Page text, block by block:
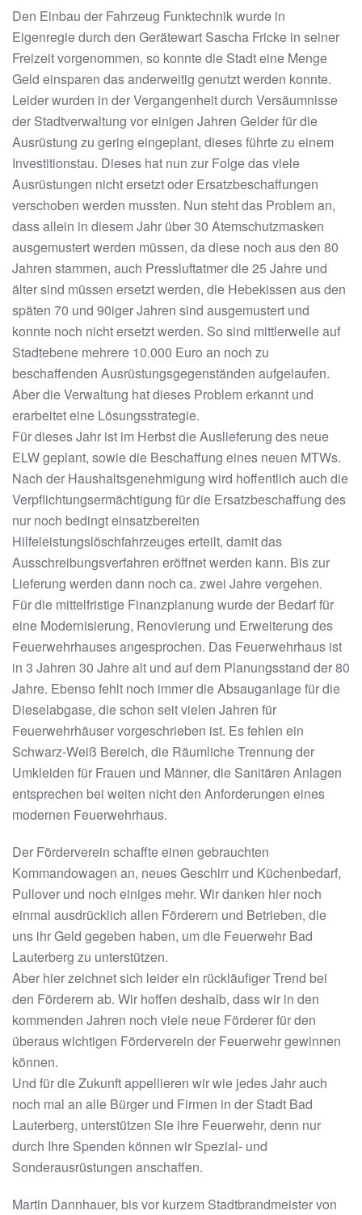
Den Einbau der Fahrzeug Funktechnik wurde in
Eigenregie durch den Gerätewart Sascha Fricke in seiner
Freizeit vorgenommen, so konnte die Stadt eine Menge
Geld einsparen das anderweitig genutzt werden konnte.
Leider wurden in der Vergangenheit durch Versäumnisse
der Stadtverwaltung vor einigen Jahren Gelder für die
Ausrüstung zu gering eingeplant, dieses führte zu einem
Investitionstau. Dieses hat nun zur Folge das viele
Ausrüstungen nicht ersetzt oder Ersatzbeschaffungen
verschoben werden mussten. Nun steht das Problem an,
dass allein in diesem Jahr über 30 Atemschutzmasken
ausgemustert werden müssen, da diese noch aus den 80
Jahren stammen, auch Pressluftatmer die 25 Jahre und
älter sind müssen ersetzt werden, die Hebekissen aus den
späten 70 und 90iger Jahren sind ausgemustert und
konnte noch nicht ersetzt werden. So sind mittlerweile auf
Stadtebene mehrere 10.000 Euro an noch zu
beschaffenden Ausrüstungsgegenständen aufgelaufen.
Aber die Verwaltung hat dieses Problem erkannt und
erarbeitet eine Lösungsstrategie.
Für dieses Jahr ist im Herbst die Auslieferung des neue
ELW geplant, sowie die Beschaffung eines neuen MTWs.
Nach der Haushaltsgenehmigung wird hoffentlich auch die
Verpflichtungsermächtigung für die Ersatzbeschaffung des
nur noch bedingt einsatzbereiten
Hilfeleistungslöschfahrzeuges erteilt, damit das
Ausschreibungsverfahren eröffnet werden kann. Bis zur
Lieferung werden dann noch ca. zwei Jahre vergehen.
Für die mittelfristige Finanzplanung wurde der Bedarf für
eine Modernisierung, Renovierung und Erweiterung des
Feuerwehrhauses angesprochen. Das Feuerwehrhaus ist
in 3 Jahren 30 Jahre alt und auf dem Planungsstand der 80
Jahre. Ebenso fehlt noch immer die Absauganlage für die
Dieselabgase, die schon seit vielen Jahren für
Feuerwehrhäuser vorgeschrieben ist. Es fehlen ein
Schwarz-Weiß Bereich, die Räumliche Trennung der
Umkleiden für Frauen und Männer, die Sanitären Anlagen
entsprechen bei weiten nicht den Anforderungen eines
modernen Feuerwehrhaus.
Der Förderverein schaffte einen gebrauchten
Kommandowagen an, neues Geschirr und Küchenbedarf,
Pullover und noch einiges mehr. Wir danken hier noch
einmal ausdrücklich allen Förderern und Betrieben, die
uns ihr Geld gegeben haben, um die Feuerwehr Bad
Lauterberg zu unterstützen.
Aber hier zeichnet sich leider ein rückläufiger Trend bei
den Förderern ab. Wir hoffen deshalb, dass wir in den
kommenden Jahren noch viele neue Förderer für den
überaus wichtigen Förderverein der Feuerwehr gewinnen
können.
Und für die Zukunft appellieren wir wie jedes Jahr auch
noch mal an alle Bürger und Firmen in der Stadt Bad
Lauterberg, unterstützen Sie ihre Feuerwehr, denn nur
durch Ihre Spenden können wir Spezial- und
Sonderausrüstungen anschaffen.
Martin Dannhauer, bis vor kurzem Stadtbrandmeister von